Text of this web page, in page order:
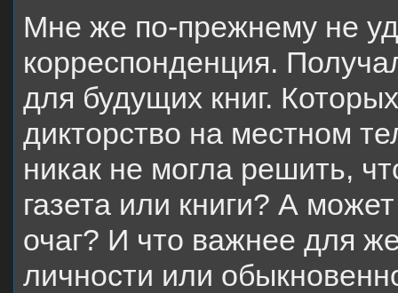
Мне же по-прежнему не
корреспонденция.
для будущих книг.
дикторство на местном
никак не могла решить,
газета или книги? А
очаг? И что важнее для
личности или